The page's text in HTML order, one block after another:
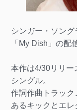
シンガー・ソン
「My Dish」の配
本作は4/30リリー
シングル。
作詞作曲トラッ
あるキックとエ